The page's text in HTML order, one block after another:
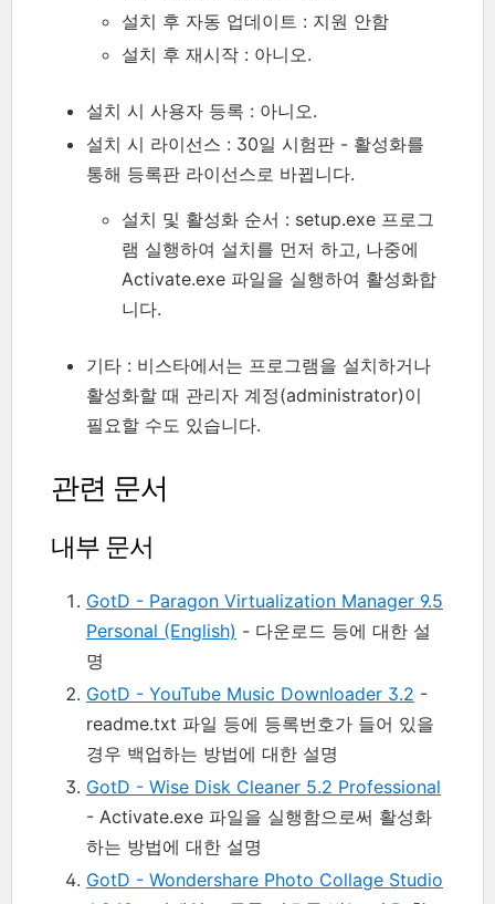
설치 후 자동 업데이트 : 지원 안함
설치 후 재시작 : 아니오.
설치 시 사용자 등록 : 아니오.
설치 시 라이선스 : 30일 시험판 - 활성화를
통해 등록판 라이선스로 바뀝니다.
설치 및 활성화 순서 : setup.exe 프로그
램 실행하여 설치를 먼저 하고, 나중에
Activate.exe 파일을 실행하여 활성화합
니다.
기타 : 비스타에서는 프로그램을 설치하거나
활성화할 때 관리자 계정(administrator)이
필요할 수도 있습니다.
관련 문서
내부 문서
GotD - Paragon Virtualization Manager 9.5
Personal (English) - 다운로드 등에 대한 설
명
GotD - YouTube Music Downloader 3.2 -
readme.txt 파일 등에 등록번호가 들어 있을
경우 백업하는 방법에 대한 설명
GotD - Wise Disk Cleaner 5.2 Professional
- Activate.exe 파일을 실행함으로써 활성화
하는 방법에 대한 설명
GotD - Wondershare Photo Collage Studio